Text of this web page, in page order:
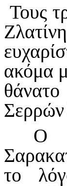
Τους
ακόμα
Ο
το